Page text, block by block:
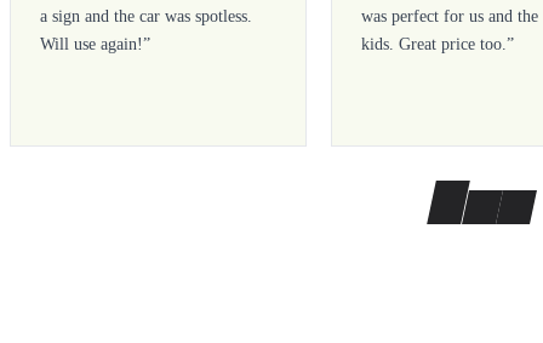
a sign and the car was spotless.
Will use again!”
was perfect for us and the
kids. Great price too.”